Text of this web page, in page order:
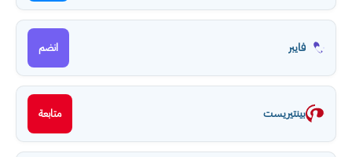
فايبر انضم
بينتيريست متابعة